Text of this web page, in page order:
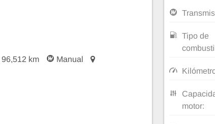
96,512 km
Manual
Tipo de
motor: